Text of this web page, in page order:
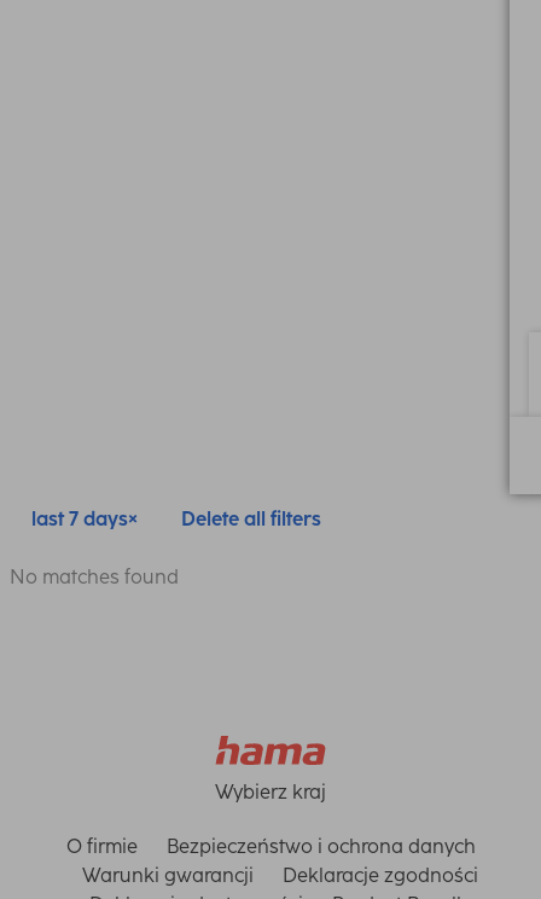
last 7 days Delete all filters
No matches found
Wybierz kraj
O firmie
Bezpieczeństwo i ochrona danych
Warunki gwarancji
Deklaracje zgodności